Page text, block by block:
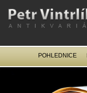
POHLEDNICE